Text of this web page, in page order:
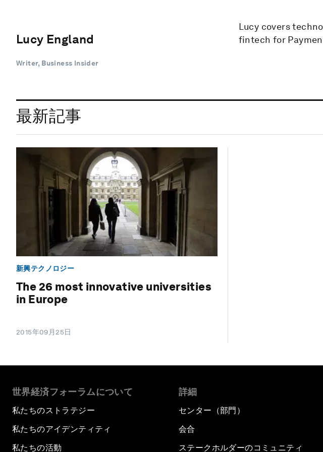
Lucy England
Writer, Business Insider
Lucy covers
fintech for
最新記事
新興テクノロジー
The 26 most innovative universities
in Europe
2015年09月25日
世界経済フォーラムについて
私たちのストラテジー
私たちのアイデンティティ
私たちの活動
詳細
センター（部門）
会合
ステークホルダーのコミュニティ